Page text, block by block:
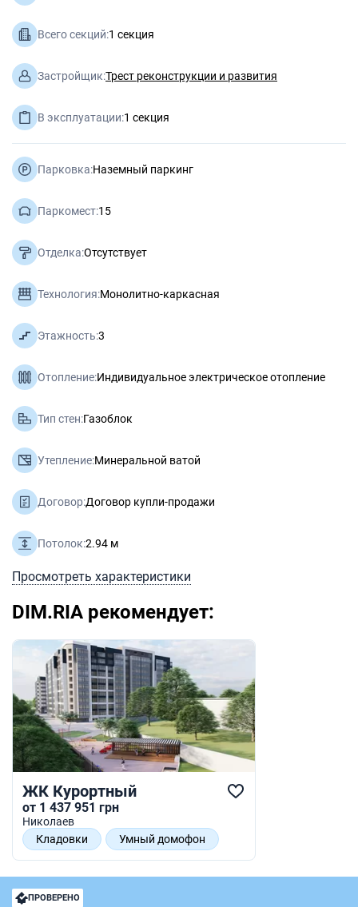
Всего секций:1 секция
Застройщик:Трест реконструкции и развития
В эксплуатации:1 секция
Парковка:Наземный паркинг
Паркомест:15
Отделка:Отсутствует
Технология:Монолитно-каркасная
Этажность:3
Отопление:Индивидуальное электрическое отопление
Тип стен:Газоблок
Утепление:Минеральной ватой
Договор:Договор купли-продажи
Потолок:2.94 м
Просмотреть характеристики
DIM.RIA рекомендует:
ЖК Курортный
от 1 437 951 грн
Николаев
Кладовки
Умный домофон
Спальный район
ПРОВЕРЕНО